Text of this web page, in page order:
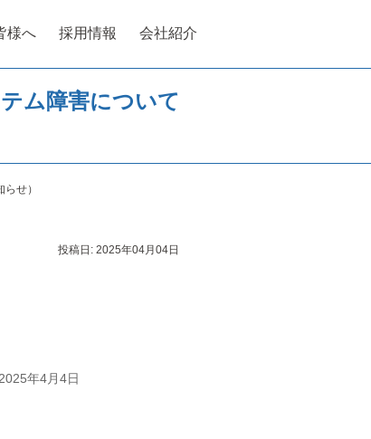
様へ 採用情報 会社紹介
ム障害について
せ）
投稿日: 2025年04月04日
年4月4日